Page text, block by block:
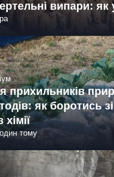
випари: як
прихильників
як боротись
хімії
тому